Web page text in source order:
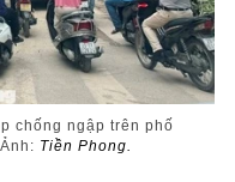
chống ngập trên phố
Tiền Phong.